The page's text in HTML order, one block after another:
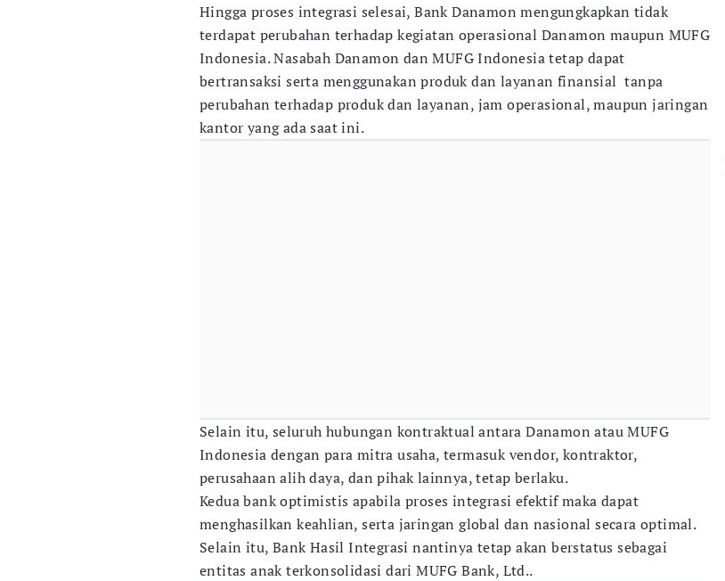
Hingga proses integrasi selesai, Bank Danamon mengungkapkan tidak
terdapat perubahan terhadap kegiatan operasional Danamon maupun MUFG
Indonesia. Nasabah Danamon dan MUFG Indonesia tetap dapat
bertransaksi serta menggunakan produk dan layanan finansial tanpa
perubahan terhadap produk dan layanan, jam operasional, maupun jaringan
kantor yang ada saat ini.
Selain itu, seluruh hubungan kontraktual antara Danamon atau MUFG
Indonesia dengan para mitra usaha, termasuk vendor, kontraktor,
perusahaan alih daya, dan pihak lainnya, tetap berlaku.
Kedua bank optimistis apabila proses integrasi efektif maka dapat
menghasilkan keahlian, serta jaringan global dan nasional secara optimal.
Selain itu, Bank Hasil Integrasi nantinya tetap akan berstatus sebagai
entitas anak terkonsolidasi dari MUFG Bank, Ltd..